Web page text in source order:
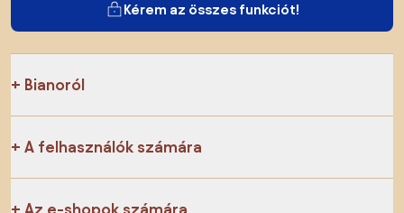
Kérem az összes funkciót!
Bianoról
A felhasználók számára
Az e-shopok számára